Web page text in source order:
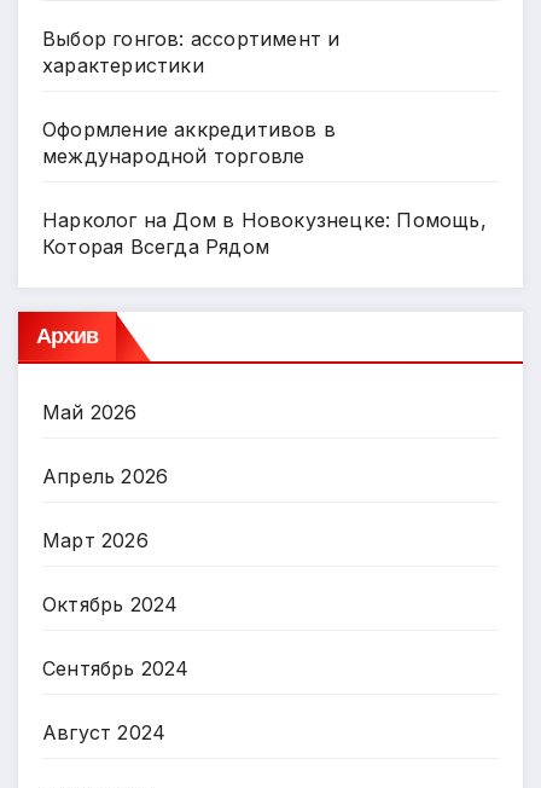
Выбор гонгов: ассортимент и
характеристики
Оформление аккредитивов в
международной торговле
Нарколог на Дом в Новокузнецке: Помощь,
Которая Всегда Рядом
Архив
Май 2026
Апрель 2026
Март 2026
Октябрь 2024
Сентябрь 2024
Август 2024